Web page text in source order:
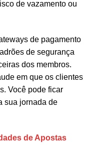
de vazamento ou
de pagamento
de segurança
dos membros.
em que os clientes
Você pode ficar
sua jornada de
de Apostas